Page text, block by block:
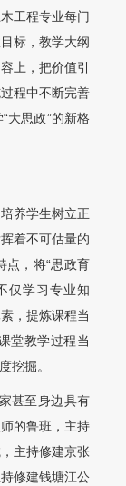
工程专业每门
标，教学大纲
上，把价值引
程中不断完善
大思政”的新格
养学生树立正
着不可估量的
点，将“思政育
仅学习专业知
，提炼课程当
堂教学过程当
挖掘。
甚至身边具有
的鲁班，主持
主持修建京张
修建钱塘江公